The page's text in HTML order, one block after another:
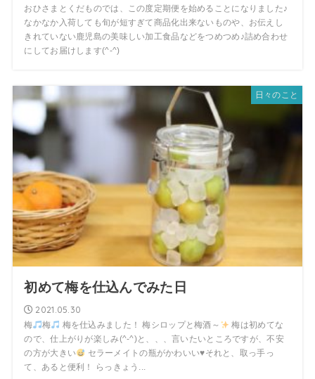
おひさまとくだものでは、この度定期便を始めることになりました♪
なかなか入荷しても旬が短すぎて商品化出来ないものや、お伝えし
きれていない鹿児島の美味しい加工食品などをつめつめ♪詰め合わせ
にしてお届けします(^-^)
日々のこと
初めて梅を仕込んでみた日
2021.05.30
梅 梅 梅を仕込みました！ 梅シロップと梅酒～
梅は初めてな
ので、仕上がりが楽しみ(^-^)と、、、言いたいところですが、不安
の方が大きい
セラーメイトの瓶がかわいい♥️それと、取っ手っ
て、あると便利！ らっきょう...